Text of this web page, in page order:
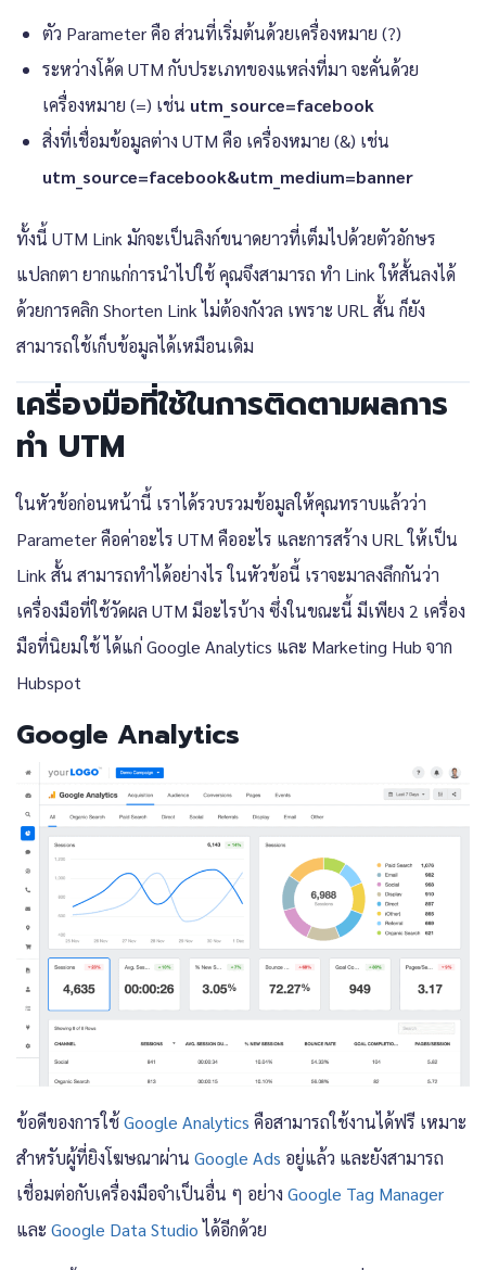
ตัว Parameter คือ ส่วนที่เริ่มต้นด้วยเครื่องหมาย (?)
ระหว่างโค้ด UTM กับประเภทของแหล่งที่มา จะคั่นด้วย
เครื่องหมาย (=) เช่น utm_source=facebook
สิ่งที่เชื่อมข้อมูลต่าง UTM คือ เครื่องหมาย (&) เช่น
utm_source=facebook&utm_medium=banner
ทั้งนี้ UTM Link มักจะเป็นลิงก์ขนาดยาวที่เต็มไปด้วยตัวอักษร
แปลกตา ยากแก่การนำไปใช้ คุณจึงสามารถ ทํา Link ให้สั้นลงได้
ด้วยการคลิก Shorten Link ไม่ต้องกังวล เพราะ URL สั้น ก็ยัง
สามารถใช้เก็บข้อมูลได้เหมือนเดิม
เครื่องมือที่ใช้ในการติดตามผลการ
ทำ UTM
ในหัวข้อก่อนหน้านี้ เราได้รวบรวมข้อมูลให้คุณทราบแล้วว่า
Parameter คือค่าอะไร UTM คืออะไร และการสร้าง URL ให้เป็น
Link สั้น สามารถทำได้อย่างไร ในหัวข้อนี้ เราจะมาลงลึกกันว่า
เครื่องมือที่ใช้วัดผล UTM มีอะไรบ้าง ซึ่งในขณะนี้ มีเพียง 2 เครื่อง
มือที่นิยมใช้ ได้แก่ Google Analytics และ Marketing Hub จาก
Hubspot
Google Analytics
ข้อดีของการใช้Google Analytics คือสามารถใช้งานได้ฟรี เหมาะ
สำหรับผู้ที่ยิงโฆษณาผ่าน Google Ads อยู่แล้ว และยังสามารถ
เชื่อมต่อกับเครื่องมือจำเป็นอื่น ๆ อย่าง Google Tag Manager
และ Google Data Studioได้อีกด้วย